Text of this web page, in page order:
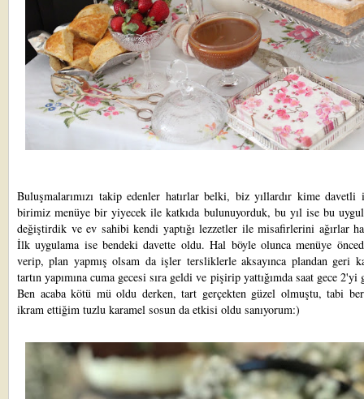
Buluşmalarımızı takip edenler hatırlar belki, biz yıllardır kime davetli
birimiz menüye bir yiyecek ile katkıda bulunuyorduk, bu yıl ise bu
değiştirdik ve ev sahibi kendi yaptığı lezzetler ile misafirlerini ağırlar
İlk uygulama ise bendeki davette oldu. Hal böyle olunca menüye
verip, plan yapmış olsam da işler tersliklerle aksayınca plandan geri
tartın yapımına cuma gecesi sıra geldi ve pişirip yattığımda saat gece 2'yi
Ben acaba kötü mü oldu derken, tart gerçekten güzel olmuştu, tabi
ikram ettiğim tuzlu karamel sosun da etkisi oldu sanıyorum:)